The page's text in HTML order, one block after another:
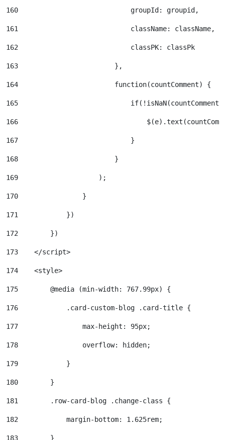
160
                            groupId: groupid,
161
                            className: className,
162
                            classPK: classPk
163
                        },
164
                        function(countComment) {
165
166
167
                            }
168
                        }
169
                    );
170
                }
171
            })
172
        })
173
    </script>
174
    <style>
175
        @media (min-width: 767.99px) {
176
            .card-custom-blog .card-title {
177
                max-height: 95px;
178
                overflow: hidden;
179
            }
180
        }
181
        .row-card-blog .change-class {
182
            margin-bottom: 1.625rem;
183
        }